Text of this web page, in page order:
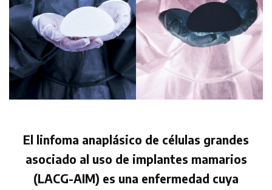
El linfoma anaplásico de células grandes
asociado al uso de implantes mamarios
(LACG-AIM) es una enfermedad cuya